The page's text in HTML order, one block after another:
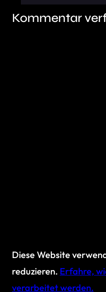
Kommentar
Diese Website
reduzieren. Erfahre,
verarbeitet werden.